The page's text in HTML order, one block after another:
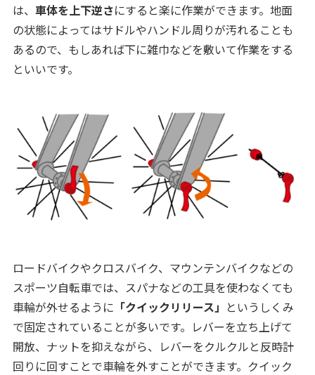
は、車体を上下逆さにすると楽に作業ができます。地面
の状態によってはサドルやハンドル周りが汚れることも
あるので、もしあれば下に雑巾などを敷いて作業をする
といいです。
ロードバイクやクロスバイク、マウンテンバイクなどの
スポーツ自転車では、スパナなどの工具を使わなくても
車輪が外せるように 「クイックリリース」 というしくみ
で固定されていることが多いです。レバーを立ち上げて
開放、ナットを抑えながら、レバーをクルクルと反時計
回りに回すことで車輪を外すことができます。クイック